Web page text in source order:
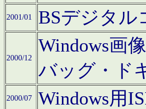
2001/01 BSデジタル
2000/12
Windows画
バッグ・ド
2000/07 Windows用